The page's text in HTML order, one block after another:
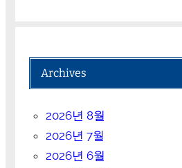
Archives
2026년 8월
2026년 7월
2026년 6월